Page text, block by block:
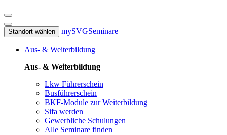
Standort wählen mySVGSeminare
Aus- & Weiterbildung
Aus- & Weiterbildung
Lkw Führerschein
Busführerschein
BKF-Module zur Weiterbildung
Sifa werden
Gewerbliche Schulungen
Alle Seminare finden